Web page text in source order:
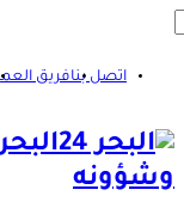
اتصل بنافريق
وشؤونه